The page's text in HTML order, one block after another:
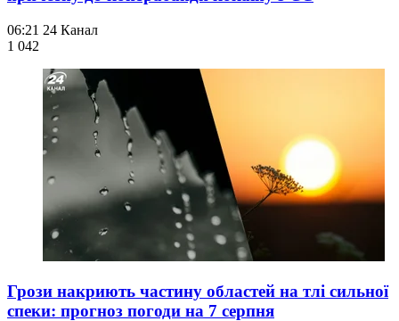
06:21 24 Канал
1 042
Грози накриють частину областей на тлі сильної
спеки: прогноз погоди на 7 серпня